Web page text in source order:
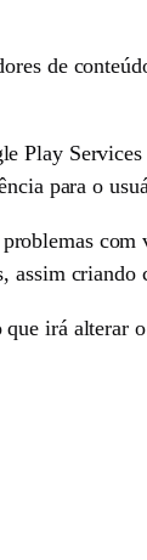
de
Play
para o
irá